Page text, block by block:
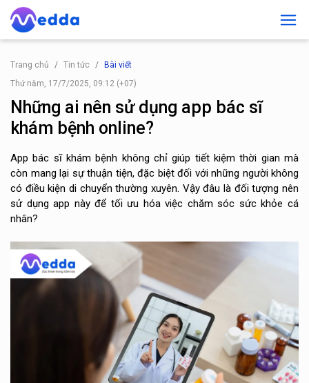
Trang chủ Tin tức
Bài viết
Thứ năm, 17/7/2025, 09:12 (+07)
Những ai nên sử dụng app bác sĩ
khám bệnh online?
App bác sĩ khám bệnh không chỉ giúp tiết kiệm thời gian mà
còn mang lại sự thuận tiện, đặc biệt đối với những người không
có điều kiện di chuyển thường xuyên. Vậy đâu là đối tượng nên
sử dụng app này để tối ưu hóa việc chăm sóc sức khỏe cá
nhân?